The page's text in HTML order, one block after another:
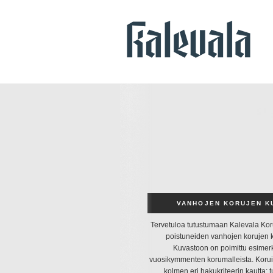
VANHOJEN KORUJEN
Tervetuloa tutustumaan Kalevala
poistuneiden vanhojen korujen
Kuvastoon on poimittu
vuosikymmenten korumalleista.
kolmen eri hakukriteerin kautta:
VANHOJEN KORUJEN
Tervetuloa tutustumaan Kalevala
poistuneiden vanhojen korujen
Kuvastoon on poimittu
vuosikymmenten korumalleista.
kolmen eri hakukriteerin kautta: